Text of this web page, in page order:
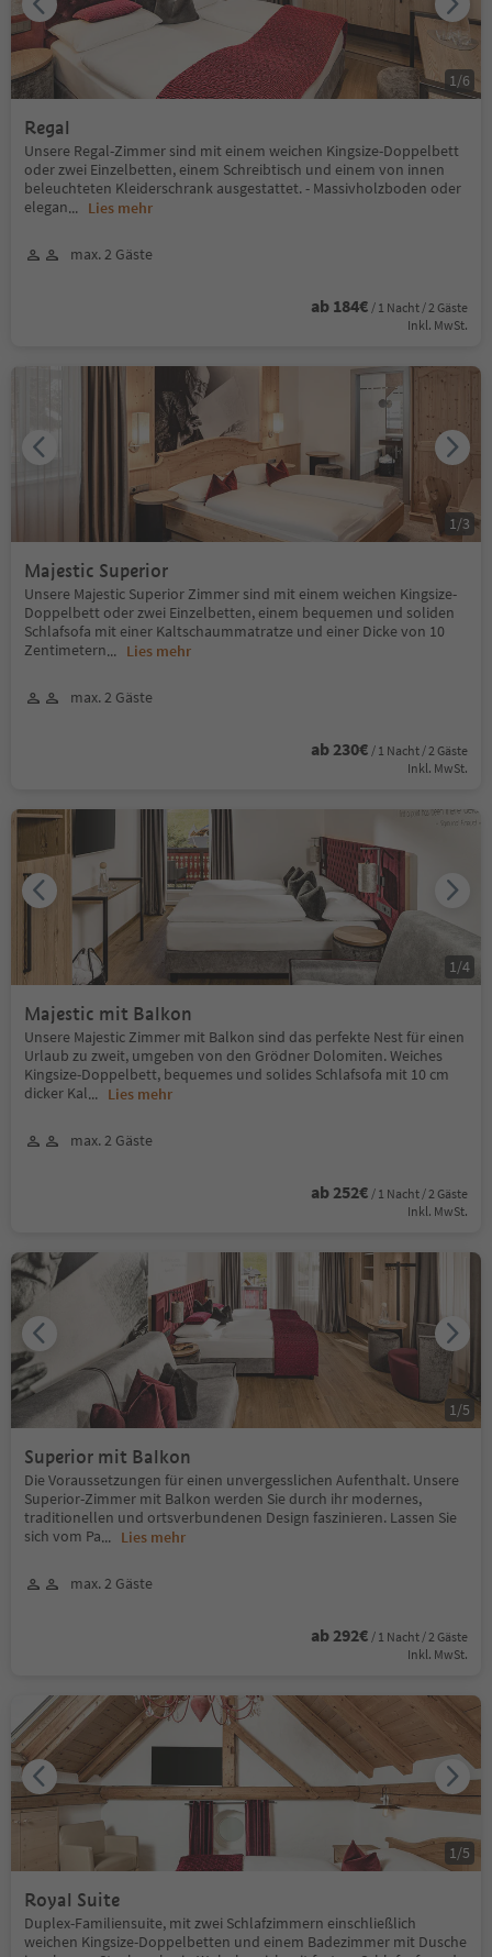
Regal
Unsere Regal-Zimmer sind mit einem weichen Kingsize-Doppelbett
oder zwei Einzelbetten, einem Schreibtisch und einem von innen
beleuchteten Kleiderschrank ausgestattet. - Massivholzboden oder
elegan... Lies mehr
max. 2 Gäste
ab 184€ / 1 Nacht / 2 Gäste
Inkl. MwSt.
1/6
Majestic Superior
Unsere Majestic Superior Zimmer sind mit einem weichen Kingsize-
Doppelbett oder zwei Einzelbetten, einem bequemen und soliden
Schlafsofa mit einer Kaltschaummatratze und einer Dicke von 10
Zentimetern... Lies mehr
max. 2 Gäste
ab 230€ / 1 Nacht / 2 Gäste
Inkl. MwSt.
1/3
Majestic mit Balkon
Unsere Majestic Zimmer mit Balkon sind das perfekte Nest für einen
Urlaub zu zweit, umgeben von den Grödner Dolomiten. Weiches
Kingsize-Doppelbett, bequemes und solides Schlafsofa mit 10 cm
dicker Kal... Lies mehr
max. 2 Gäste
ab 252€ / 1 Nacht / 2 Gäste
Inkl. MwSt.
1/4
Superior mit Balkon
Die Voraussetzungen für einen unvergesslichen Aufenthalt. Unsere
Superior-Zimmer mit Balkon werden Sie durch ihr modernes,
traditionellen und ortsverbundenen Design faszinieren. Lassen Sie
sich vom Pa... Lies mehr
max. 2 Gäste
ab 292€ / 1 Nacht / 2 Gäste
Inkl. MwSt.
1/5
Royal Suite
Duplex-Familiensuite, mit zwei Schlafzimmern einschließlich
weichen Kingsize-Doppelbetten und einem Badezimmer mit Dusche
1/5